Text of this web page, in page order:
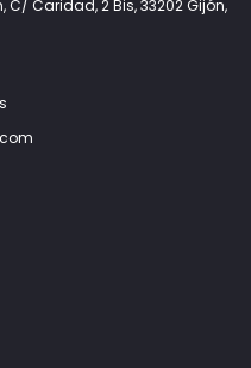
C/ Caridad, 2 Bis, 33202 Gijón,